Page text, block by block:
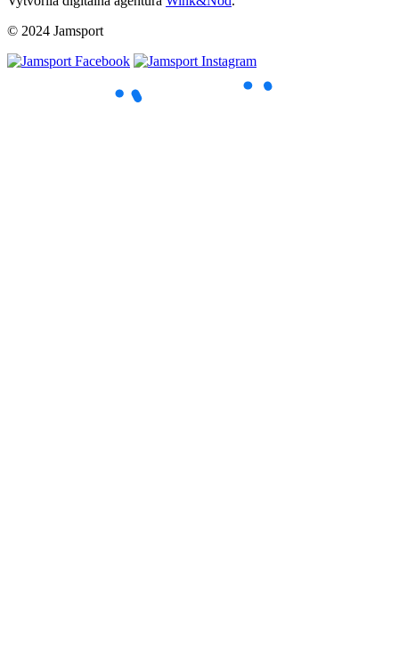
© 2024 Jamsport